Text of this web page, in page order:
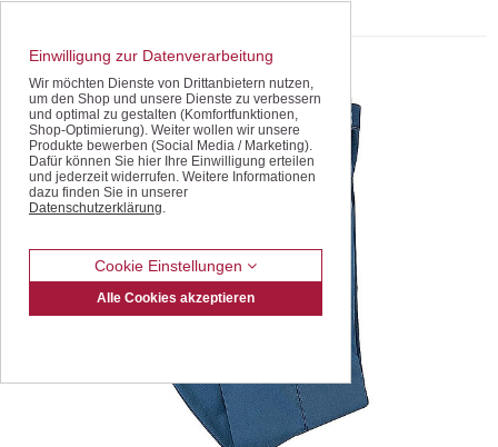
Einwilligung zur Datenverarbeitung
Wir möchten Dienste von Drittanbietern nutzen,
um den Shop und unsere Dienste zu verbessern
und optimal zu gestalten (Komfortfunktionen,
Shop-Optimierung). Weiter wollen wir unsere
Produkte bewerben (Social Media / Marketing).
Dafür können Sie hier Ihre Einwilligung erteilen
und jederzeit widerrufen. Weitere Informationen
dazu finden Sie in unserer
Datenschutzerklärung.
Cookie Einstellungen
Alle Cookies akzeptieren